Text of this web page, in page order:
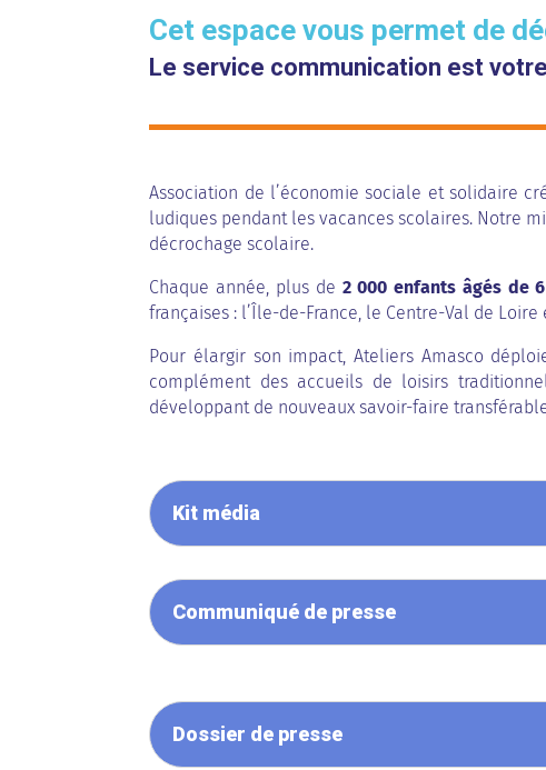
Cet espace vous permet de
Le service communication est
Association de l’économie sociale et solidaire
ludiques pendant les vacances scolaires. Notre
décrochage scolaire.
Chaque année, plus de 2 000 enfants âgés de
françaises : l’Île-de-France, le Centre-Val de Loire
Pour élargir son impact, Ateliers Amasco
complément des accueils de loisirs
développant de nouveaux savoir-faire
Kit média
Communiqué de presse
Dossier de presse